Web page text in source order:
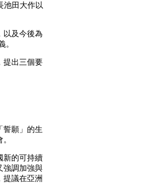
池田大作以
以及今後為
。
提出三個要
誓願」的生
新的可持續
強調加強與
提議在亞洲